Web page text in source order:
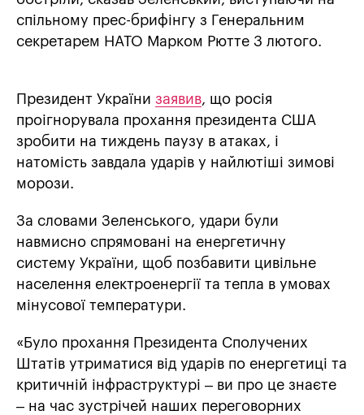
спільному прес-брифінгу з Генеральним
секретарем НАТО Марком Рютте 3 лютого.
Президент України заявив, що росія
проігнорувала прохання президента США
зробити на тиждень паузу в атаках, і
натомість завдала ударів у найлютіші зимові
морози.
За словами Зеленського, удари були
навмисно спрямовані на енергетичну
систему України, щоб позбавити цивільне
населення електроенергії та тепла в умовах
мінусової температури.
«Було прохання Президента Сполучених
Штатів утриматися від ударів по енергетиці та
критичній інфраструктурі – ви про це знаєте
– на час зустрічей наших переговорних